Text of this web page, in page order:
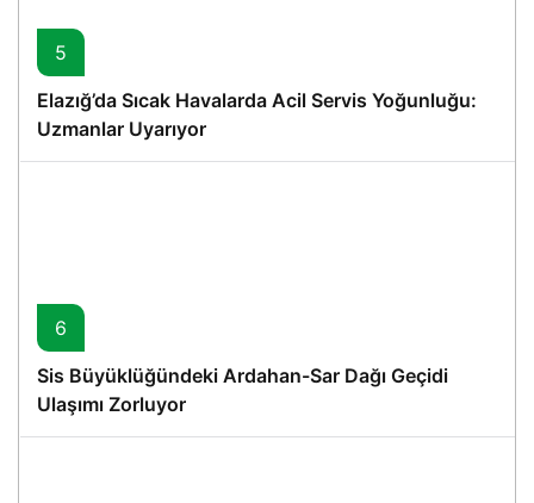
5
Elazığ’da Sıcak Havalarda Acil Servis Yoğunluğu:
Uzmanlar Uyarıyor
6
Sis Büyüklüğündeki Ardahan-Sar Dağı Geçidi
Ulaşımı Zorluyor